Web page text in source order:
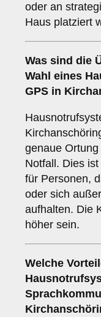
oder an
Haus platziert
Was sind die
Wahl eines
GPS in
genaue
Notfall. Dies
für Personen,
oder sich
aufhalten. Die
höher sein.
Welche